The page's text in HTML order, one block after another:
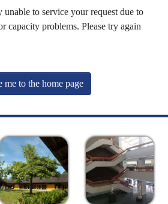
unable to service your request due to
capacity problems. Please try again
me to the home page